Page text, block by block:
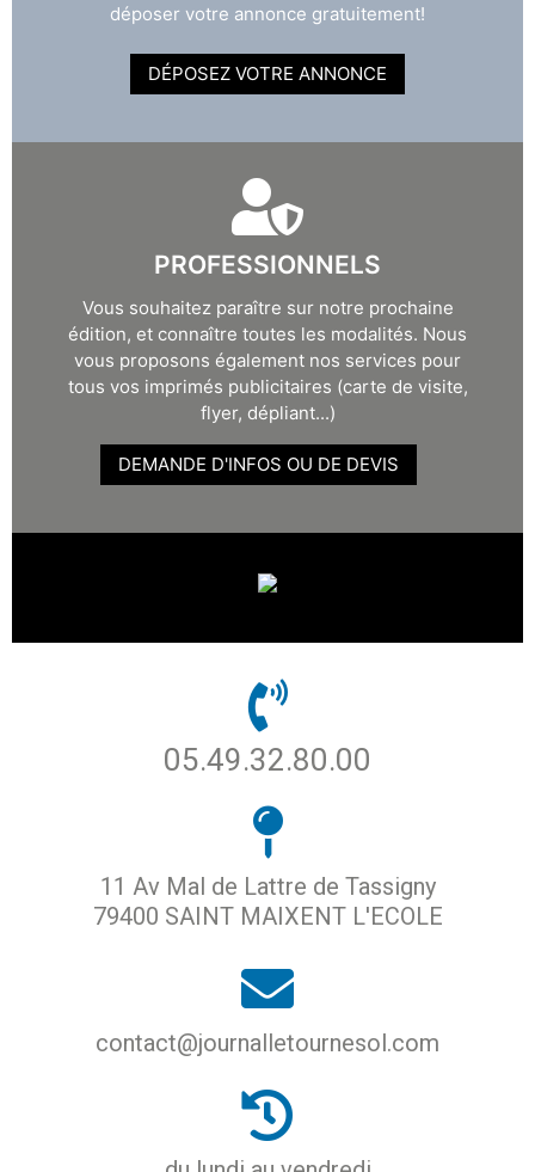
déposer votre annonce gratuitement!
DÉPOSEZ VOTRE ANNONCE
PROFESSIONNELS
Vous souhaitez paraître sur notre prochaine
édition, et connaître toutes les modalités. Nous
vous proposons également nos services pour
tous vos imprimés publicitaires (carte de visite,
flyer, dépliant...)
DEMANDE D'INFOS OU DE DEVIS
05.49.32.80.00
11 Av Mal de Lattre de Tassigny
79400 SAINT MAIXENT L'ECOLE
contact@journalletournesol.com